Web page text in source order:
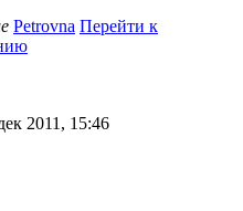
Petrovna Перейти к
2011, 15:46